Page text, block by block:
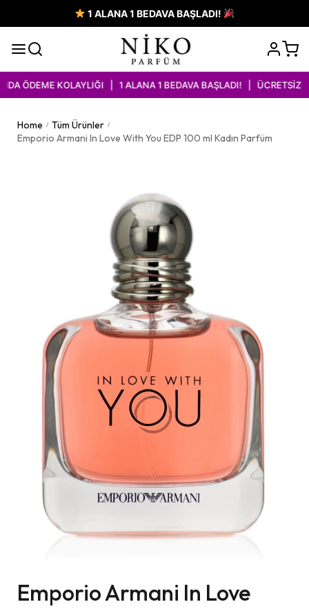
1 ALANA 1 BEDAVA BAŞLADI!
ÖDEME KOLAYLIĞI | 1 ALANA 1 BEDAVA BAŞLADI! | ÜCRETSİZ
Home / Tüm Ürünler /
Emporio Armani In Love With You EDP 100 ml Kadın Parfüm
Emporio Armani In Love